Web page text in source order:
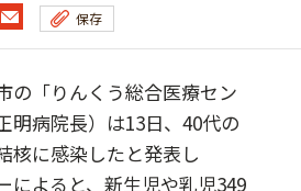
保存
の「りんくう総合医療セン
明病院長）は13日、40代の
核に感染したと発表し
よると、新生児や乳児349